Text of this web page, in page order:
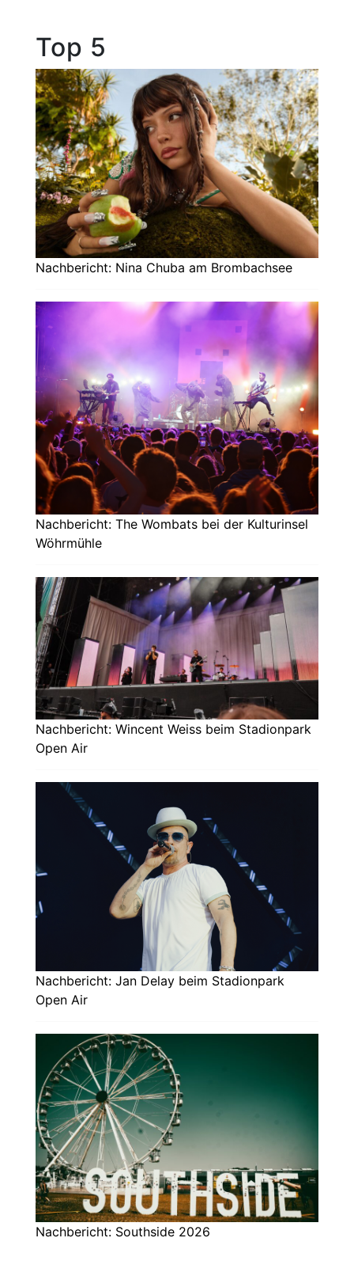
Top 5
Nachbericht: Nina Chuba am Brombachsee
Nachbericht: The Wombats bei der Kulturinsel
Wöhrmühle
Nachbericht: Wincent Weiss beim Stadionpark
Open Air
Nachbericht: Jan Delay beim Stadionpark
Open Air
Nachbericht: Southside 2026